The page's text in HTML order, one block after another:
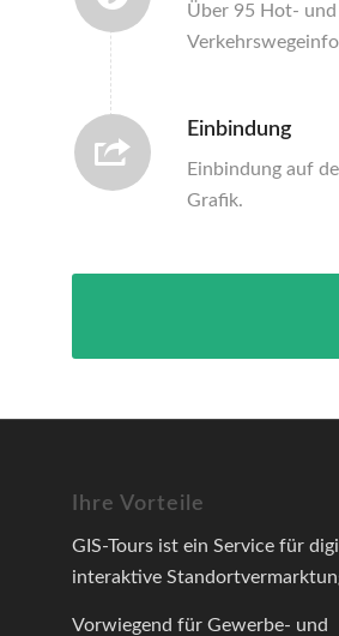
Über 95 Hot-
Einbindung
Einbindung auf
Grafik.
Ihre Vorteile
GIS-Tours ist ein Service für
interaktive
Vorwiegend für Gewerbe- und